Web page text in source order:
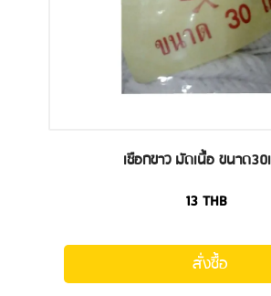
เชือกขาว มัดเนื้อ ขนาด30
13THB
สั่งซื้อ